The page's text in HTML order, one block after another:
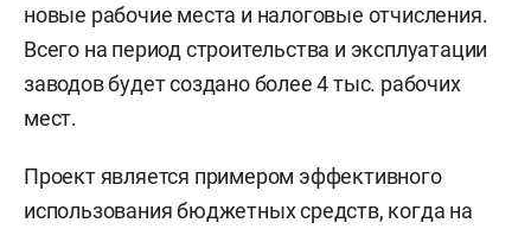
новые рабочие места и налоговые отчисления.
Всего на период строительства и эксплуатации
заводов будет создано более 4 тыс. рабочих
мест.
Проект является примером эффективного
использования бюджетных средств, когда на